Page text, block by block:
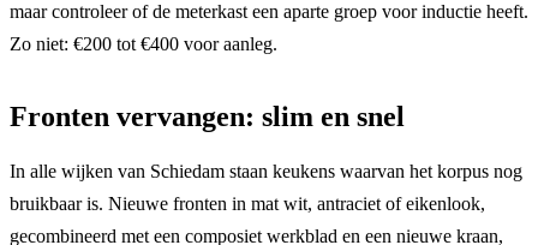
maar controleer of de meterkast een aparte groep voor inductie heeft.
Zo niet: €200 tot €400 voor aanleg.
Fronten vervangen: slim en snel
In alle wijken van Schiedam staan keukens waarvan het korpus nog
bruikbaar is. Nieuwe fronten in mat wit, antraciet of eikenlook,
gecombineerd met een composiet werkblad en een nieuwe kraan,